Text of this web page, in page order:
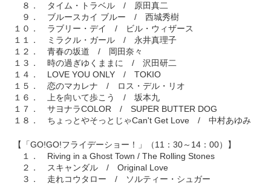
８． タイム・トラベル / 原田真二
９． ブルースカイ ブルー / 西城秀樹
１０． ラブリー・デイ / ビル・ウィザース
１１． ミラクル・ガール / 永井真理子
１２． 青春の坂道 / 岡田奈々
１３． 時の過ぎゆくままに / 沢田研二
１４． LOVE YOU ONLY / TOKIO
１５． 恋のマカレナ / ロス・デル・リオ
１６． 上を向いて歩こう / 坂本九
１７． サヨナラCOLOR / SUPER BUTTER DOG
１８． ちょっとやそっとじゃCan't Get Love / 中村あゆみ
【「GO!GO!フライデーショー！」（11：30～14：00）】
１． Riving in a Ghost Town / The Rolling Stones
２． スキャンダル / Original Love
３． 走れコウタロー / ソルティー・シュガー